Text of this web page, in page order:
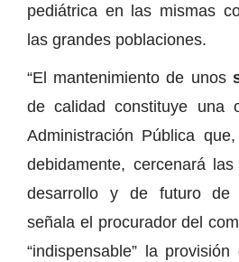
pediátrica en las mismas
las grandes poblaciones.
“El mantenimiento de unos
de calidad constituye una
Administración Pública
debidamente, cercenará
desarrollo y de futuro de
señala el procurador del
“indispensable” la